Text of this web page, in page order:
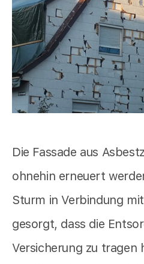
Die Fassade aus
ohnehin erneuert
Sturm in Verbindung
gesorgt, dass die
Versicherung zu tragen